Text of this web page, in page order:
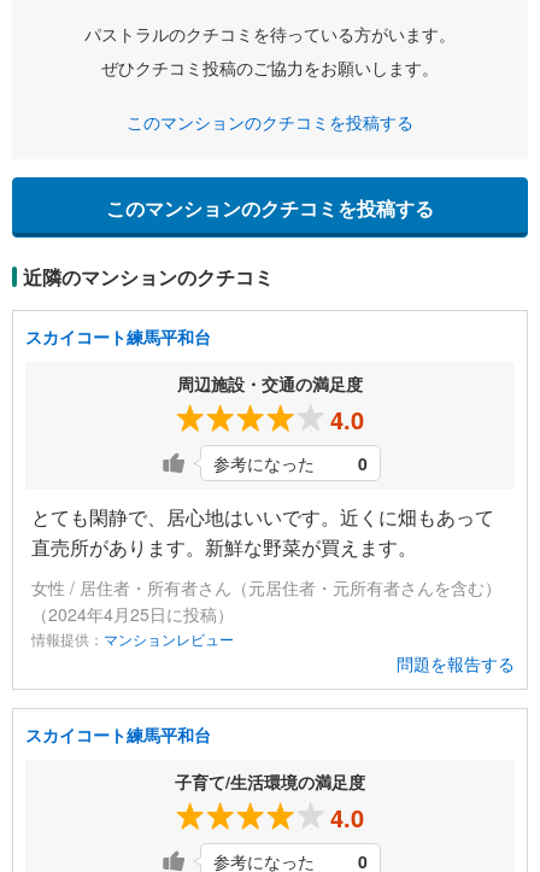
パストラルのクチコミを待っている方がいます。
ぜひクチコミ投稿のご協力をお願いします。
このマンションのクチコミを投稿する
このマンションのクチコミを投稿する
近隣のマンションのクチコミ
スカイコート練馬平和台
周辺施設・交通の満足度
4.0
参考になった 0
とても閑静で、居心地はいいです。近くに畑もあって
直売所があります。新鮮な野菜が買えます。
女性 / 居住者・所有者さん（元居住者・元所有者さんを含む）
（2024年4月25日に投稿）
情報提供： マンションレビュー
問題を報告する
スカイコート練馬平和台
子育て/生活環境の満足度
4.0
参考になった 0